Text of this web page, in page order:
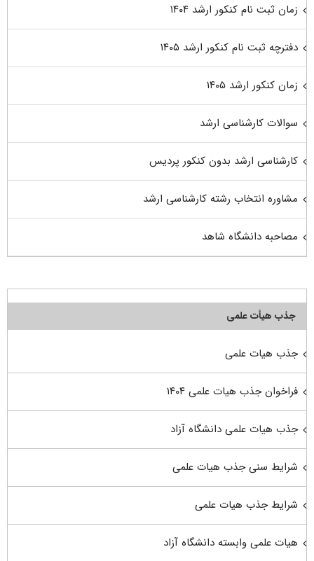
زمان ثبت نام کنکور ارشد ۱۴۰۴
دفترچه ثبت نام کنکور ارشد ۱۴۰۵
زمان کنکور ارشد ۱۴۰۵
سوالات کارشناسی ارشد
کارشناسی ارشد بدون کنکور پردیس
مشاوره انتخاب رشته کارشناسی ارشد
مصاحبه دانشگاه شاهد
جذب هیأت علمی
جذب هیات علمی
فراخوان جذب هیات علمی ۱۴۰۴
جذب هیات علمی دانشگاه آزاد
شرایط سنی جذب هیات علمی
شرایط جذب هیات علمی
هیات علمی وابسته دانشگاه آزاد